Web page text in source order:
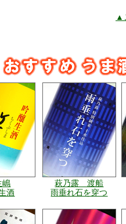
▲
嶋
酒
萩乃露 渡船
雨垂れ石を穿つ